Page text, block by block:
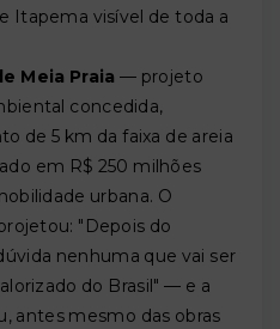
Itapema visível de toda a
Meia Praia — projeto
concedida,
de 5 km da faixa de areia
em R$ 250 milhões
urbana. O
"Depois do
nenhuma que vai ser
do Brasil" — e a
antes mesmo das obras